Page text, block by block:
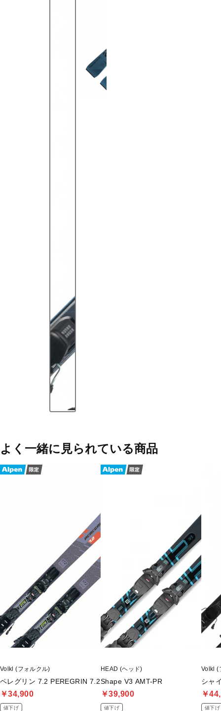
よく一緒に見られている商品
Volkl (フォルクル)
ペレグリン 7.2 PEREGRIN 7.2
￥34,900
値下げ
HEAD (ヘッド)
Shape V3 AMT-PR
￥39,900
値下げ
Volkl (
シャ
￥
値下げ